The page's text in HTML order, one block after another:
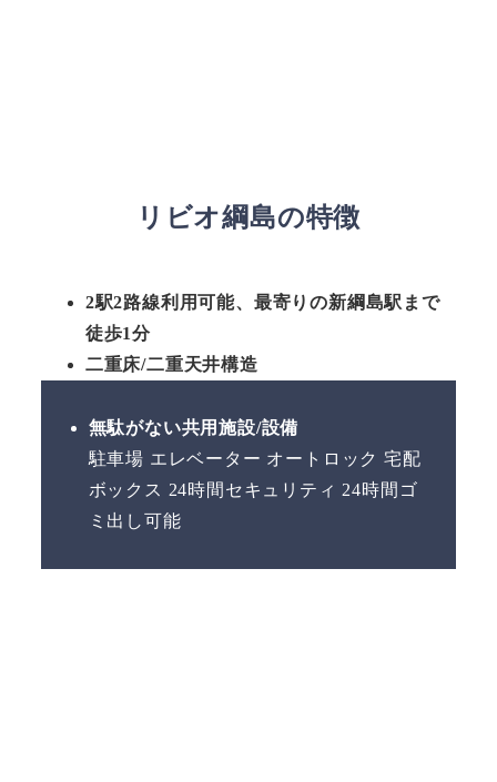
リビオ綱島の特徴
2駅2路線利用可能、最寄りの新綱島駅まで
徒歩1分
二重床/二重天井構造
無駄がない共用施設/設備
駐車場 エレベーター オートロック 宅配
ボックス 24時間セキュリティ 24時間ゴ
ミ出し可能